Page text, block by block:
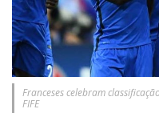
Franceses celebram
FIFE